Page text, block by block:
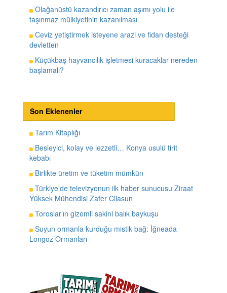
Olağanüstü kazandırıcı zaman aşımı yolu ile
taşınmaz mülkiyetinin kazanılması
Ceviz yetiştirmek isteyene arazi ve fidan desteği
devletten
Küçükbaş hayvancılık işletmesi kuracaklar nereden
başlamalı?
Son Eklenenler
Tarım Kitaplığı
Besleyici, kolay ve lezzetli… Konya usulü tirit
kebabı
Birlikte üretim ve tüketim mümkün
Türkiye’de televizyonun ilk haber sunucusu Ziraat
Yüksek Mühendisi Zafer Cilasun
Toroslar’ın gizemli sakini balık baykuşu
Suyun ormanla kurduğu mistik bağ: İğneada
Longoz Ormanları